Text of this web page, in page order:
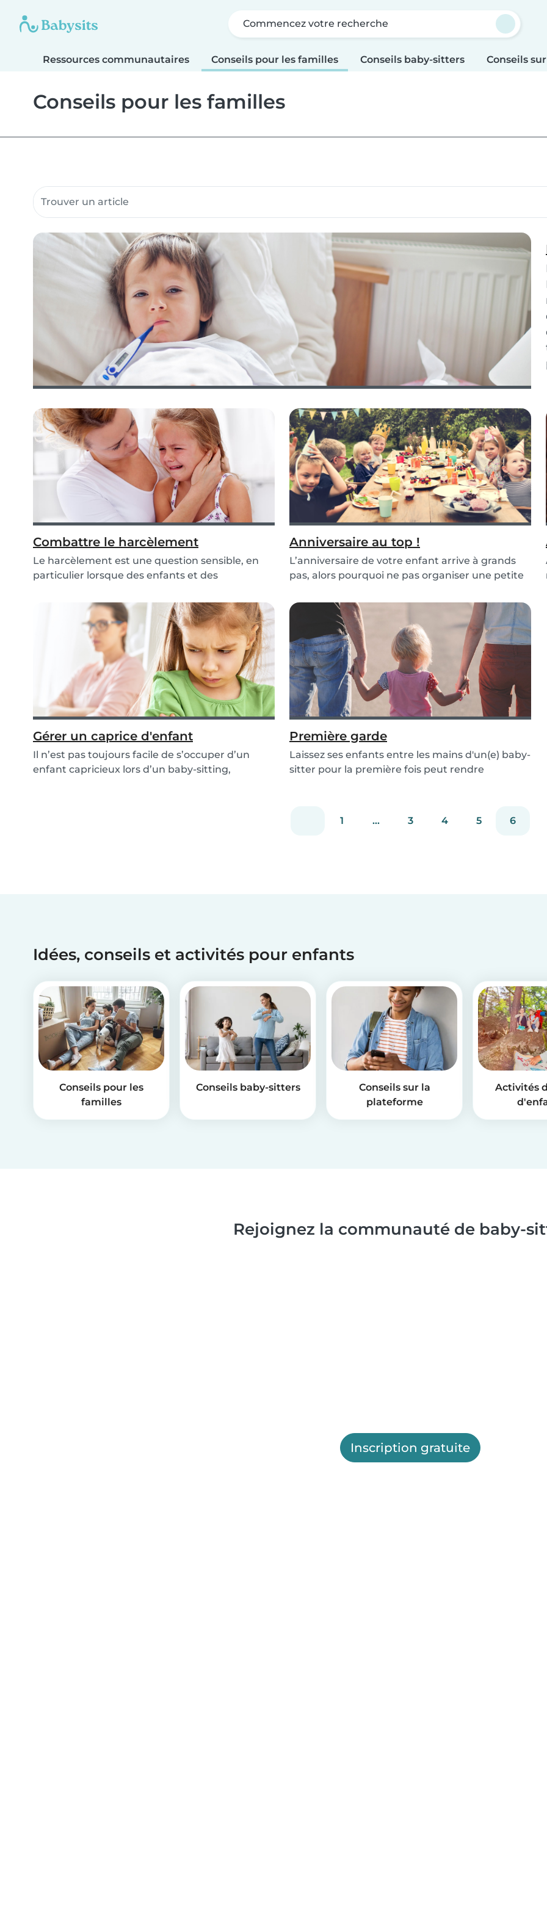
Commencez votre recherche
Ressources communautaires Conseils pour les familles Conseils baby-sitters Conseils
Conseils pour les familles
Rechercher dans les ressources communautaires
Combattre le harcèlement
Le harcèlement est une question sensible, en
particulier lorsque des enfants et des
Anniversaire au top !
L’anniversaire de votre enfant arrive à grands
pas, alors pourquoi ne pas organiser une petite
Gérer un caprice d'enfant
Il n’est pas toujours facile de s’occuper d’un
enfant capricieux lors d’un baby-sitting,
Première garde
Laissez ses enfants entre les mains d'un(e) baby-
sitter pour la première fois peut rendre
1 ... 3 4 5 6
Idées, conseils et activités pour enfants
Conseils pour les
familles
Conseils baby-sitters
Conseils sur la
plateforme
Activités
Rejoignez la communauté de baby-
Inscription gratuite